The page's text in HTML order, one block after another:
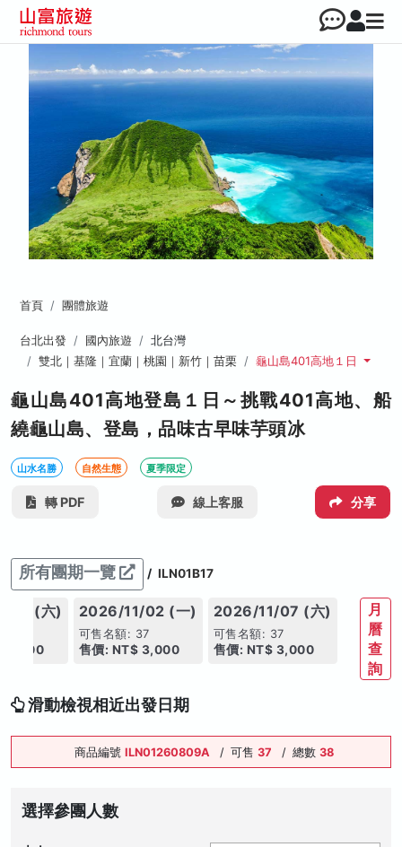
首頁 團體旅遊
台北出發 國內旅遊
北台灣
雙北｜基隆｜宜蘭｜桃園｜新竹｜苗栗
龜山島401高地１日
龜山島401高地登島１日～挑戰401高地、船
繞龜山島、登島，品味古早味芋頭冰
山水名勝 自然生態 夏季限定
轉 PDF 線上客服 分享
所有團期一覽 / ILN01B17
31 (六)
3,000
2026/11/02 (一)
可售名額: 37
售價: NT$ 3,000
2026/11/07 (六)
可售名額: 37
售價: NT$ 3,000
月
曆
查
詢
滑動檢視相近出發日期
商品編號 ILN01260809A / 可售 37 / 總數 38
選擇參團人數